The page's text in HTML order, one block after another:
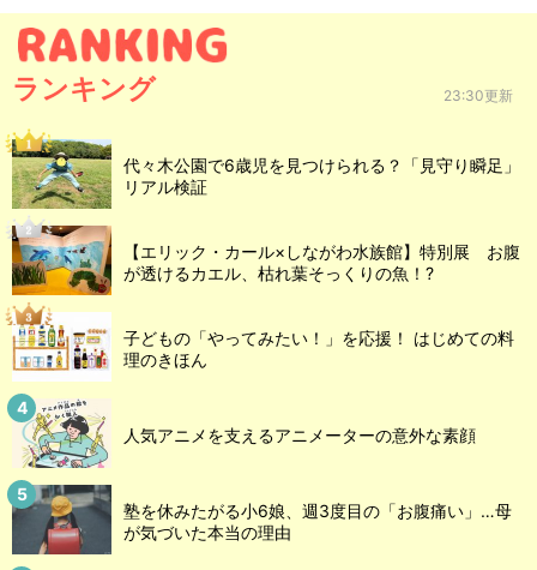
ランキング 23:30更新
代々木公園で6歳児を見つけられる？「見守り瞬足」
リアル検証
【エリック・カール×しながわ水族館】特別展 お腹
が透けるカエル、枯れ葉そっくりの魚！?
子どもの「やってみたい！」を応援！ はじめての料
理のきほん
人気アニメを支えるアニメーターの意外な素顔
塾を休みたがる小6娘、週3度目の「お腹痛い」…母
が気づいた本当の理由